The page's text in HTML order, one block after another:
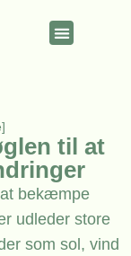
til at
bekæmpe
udleder store
som sol, vind